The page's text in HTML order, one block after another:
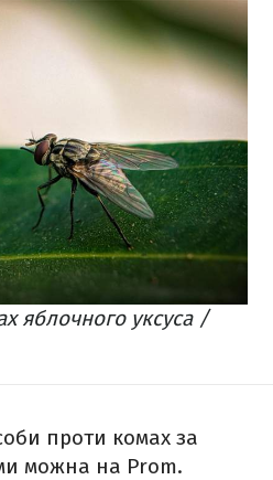
яблочного уксуса /
проти комах за
можна на Prom.